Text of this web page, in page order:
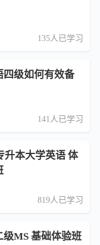
135人已学习
四级如何有效备
141人已学习
升本大学英语 体
819人已学习
级MS 基础体验班